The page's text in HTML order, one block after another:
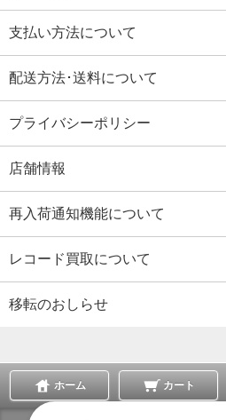
支払い方法について
配送方法･送料について
プライバシーポリシー
店舗情報
再入荷通知機能について
レコード買取について
移転のおしらせ
ホーム カート